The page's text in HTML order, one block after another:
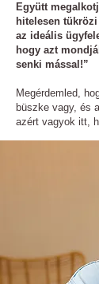
Együtt
hitelesen
az ideális
hogy azt
senki mással!”
Megérdemled,
büszke vagy, és
azért vagyok itt,